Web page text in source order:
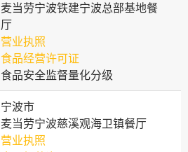
麦当劳宁波铁建宁波总部基地餐
厅
营业执照
食品经营许可证
食品安全监督量化分级
宁波市
麦当劳宁波慈溪观海卫镇餐厅
营业执照